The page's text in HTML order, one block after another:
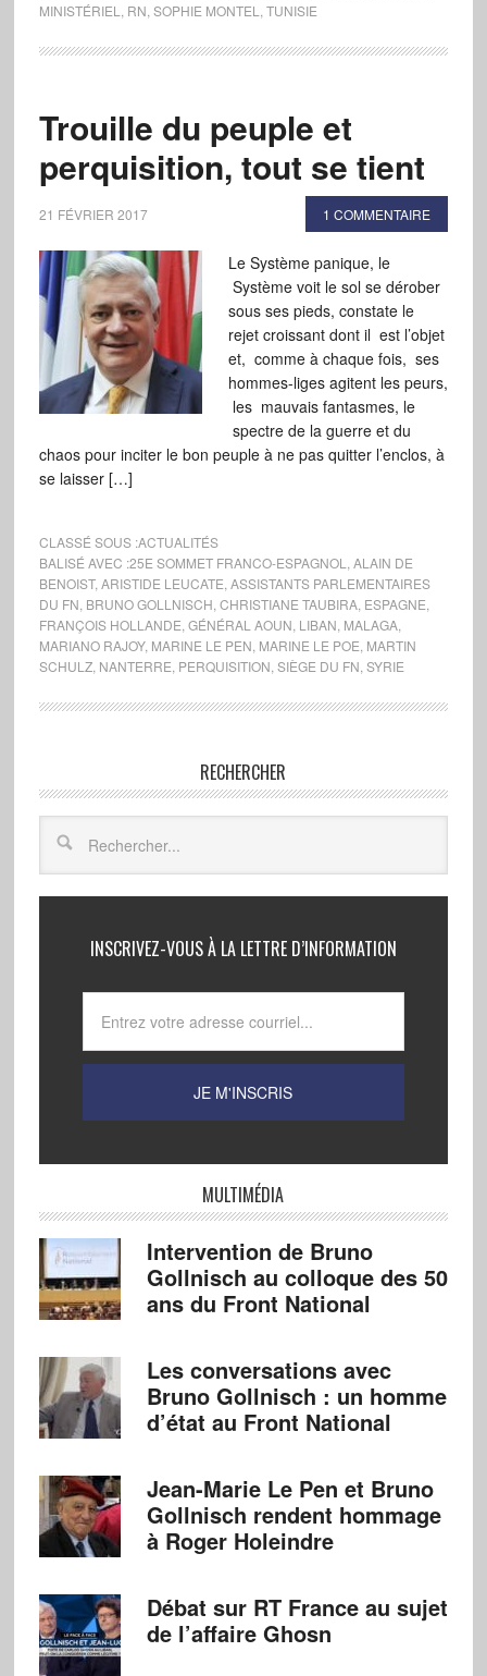
MINISTÉRIEL
RN SOPHIE MONTEL TUNISIE
Trouille du peuple et
perquisition, tout se tient
21 FÉVRIER 2017 1 COMMENTAIRE
Le Système panique, le
Système voit le sol se dérober
sous ses pieds, constate le
rejet croissant dont il est l’objet
et, comme à chaque fois, ses
hommes-liges agitent les peurs,
les mauvais fantasmes, le
spectre de la guerre et du
chaos pour inciter le bon peuple à ne pas quitter l’enclos, à
se laisser […]
CLASSÉ SOUS :ACTUALITÉS
BALISÉ AVEC :25E SOMMET FRANCO-ESPAGNOL
ALAIN DE
BENOIST, ARISTIDE LEUCATE ASSISTANTS PARLEMENTAIRES
DU FN BRUNO GOLLNISCH CHRISTIANE TAUBIRA, ESPAGNE
FRANÇOIS HOLLANDE GÉNÉRAL AOUN LIBAN MALAGA,
MARIANO RAJOY, MARINE LE PEN MARINE LE POE MARTIN
SCHULZ, NANTERRE PERQUISITION SIÈGE DU FN SYRIE
RECHERCHER
INSCRIVEZ-VOUS À LA LETTRE D’INFORMATION
MULTIMÉDIA
Intervention de Bruno
Gollnisch au colloque des 50
ans du Front National
Les conversations avec
Bruno Gollnisch : un homme
d’état au Front National
Jean-Marie Le Pen et Bruno
Gollnisch rendent hommage
à Roger Holeindre
Débat sur RT France au sujet
de l’affaire Ghosn